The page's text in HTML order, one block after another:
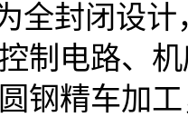
全封闭设
制电路、
钢精车加